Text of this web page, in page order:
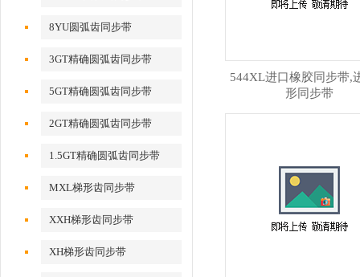
8YU圆弧齿同步带
3GT精确圆弧齿同步带
5GT精确圆弧齿同步带
2GT精确圆弧齿同步带
1.5GT精确圆弧齿同步带
MXL梯形齿同步带
XXH梯形齿同步带
XH梯形齿同步带
544XL进口橡胶同步带,
形同步带